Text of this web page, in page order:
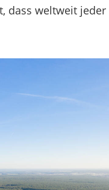
dass weltweit